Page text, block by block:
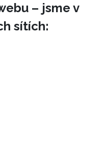
– jsme v
sítích: